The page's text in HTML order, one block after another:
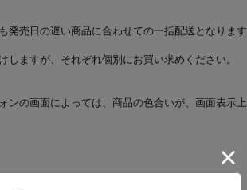
発売日の遅い商品に合わせての一括配送となりま
ますが、それぞれ個別にお買い求めください。
ンの画面によっては、商品の色合いが、画面表示